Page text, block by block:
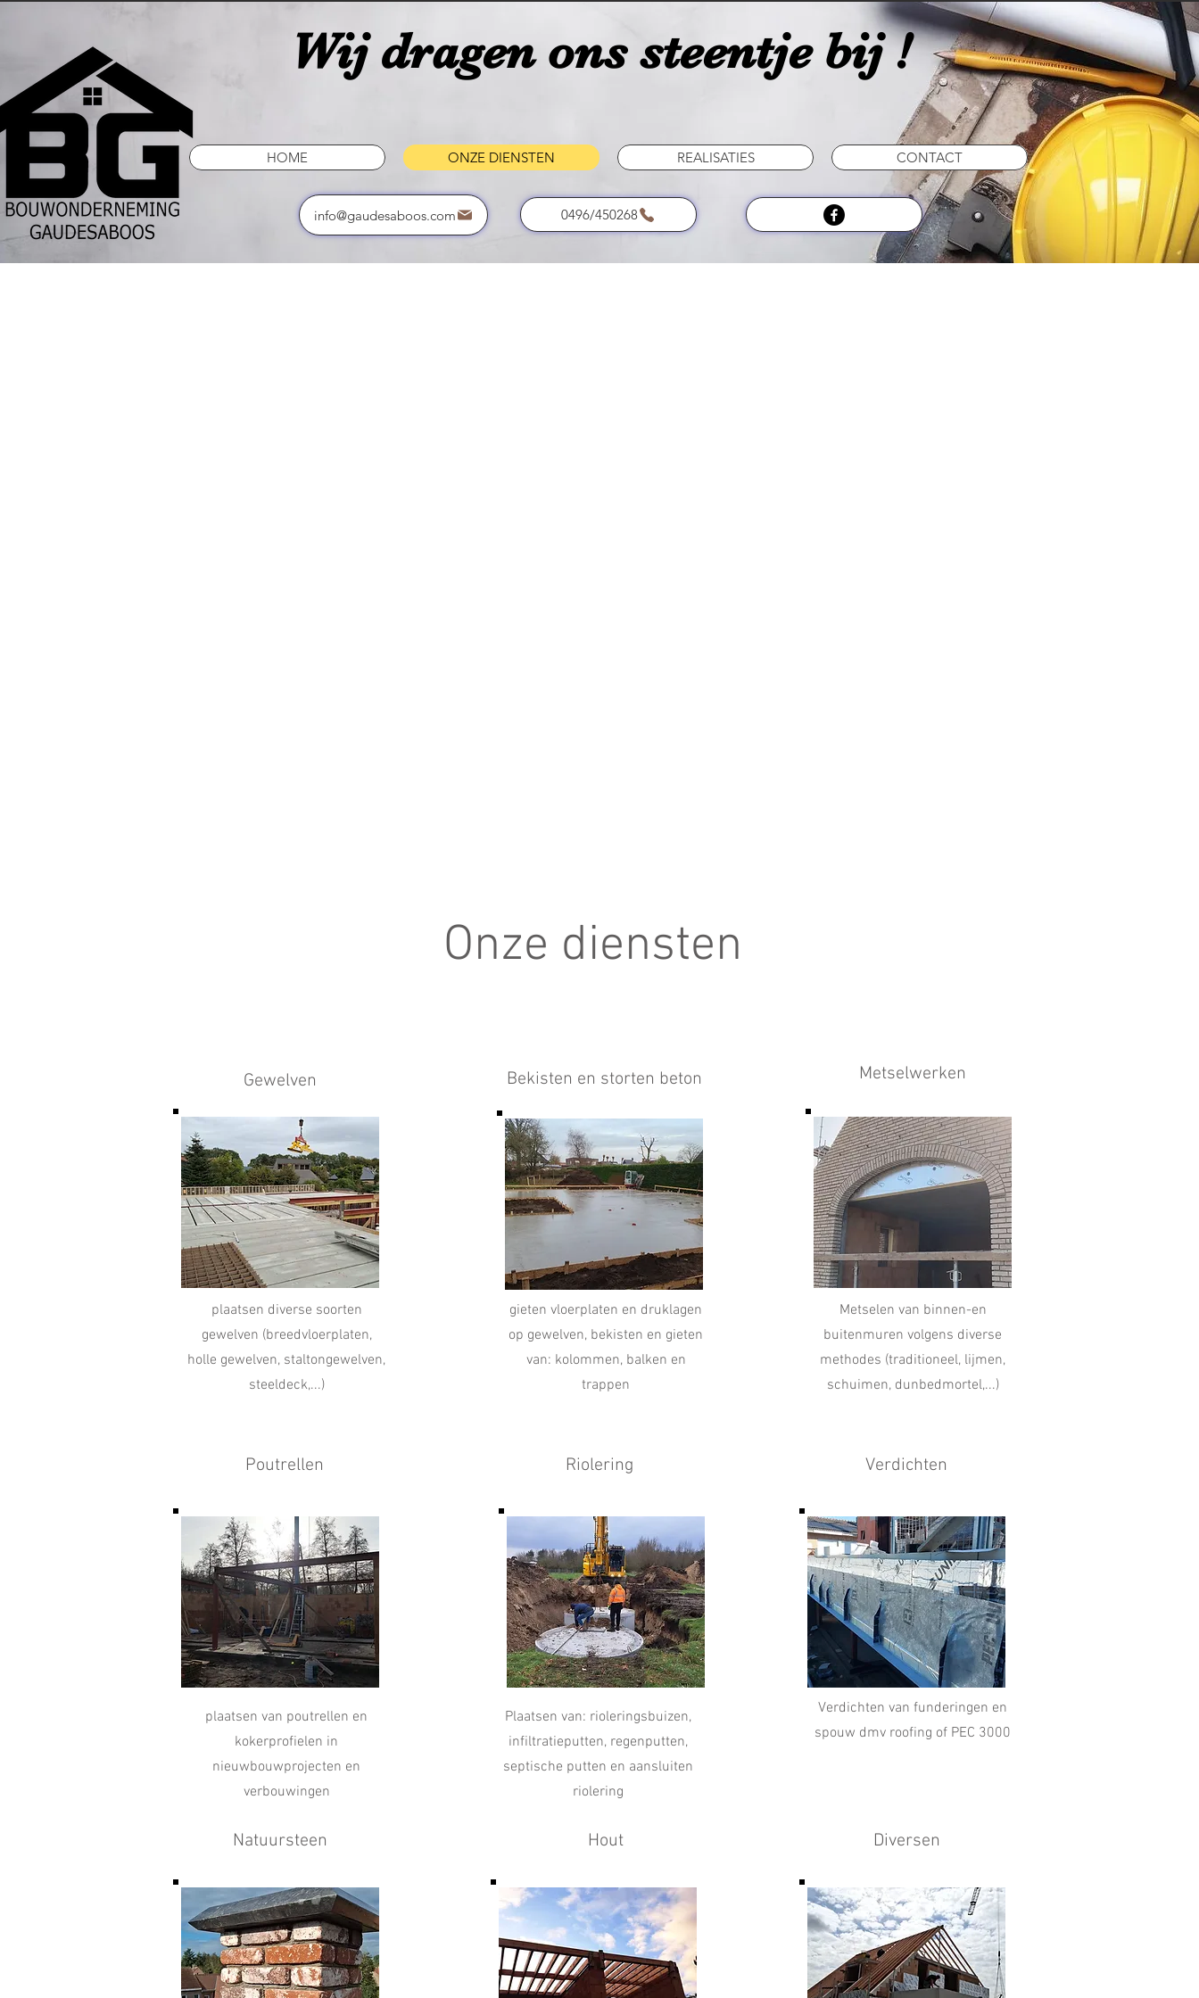
Wij dragen ons steentje bij !
info@gaudesaboos.com 0496/450268
HOME ONZE DIENSTEN REALISATIES CONTACT
Onze diensten
Gewelven
plaatsen diverse soorten
gewelven (breedvloerplaten,
holle gewelven, staltongewelven,
steeldeck,...)
Poutrellen
plaatsen van poutrellen en
kokerprofielen in
nieuwbouwprojecten en
verbouwingen
Natuursteen
Bekisten en storten beton
gieten vloerplaten en druklagen
op gewelven, bekisten en gieten
van: kolommen, balken en
trappen
Riolering
Plaatsen van: rioleringsbuizen,
infiltratieputten, regenputten,
septische putten en aansluiten
riolering
Hout
Metselwerken
Metselen van binnen-en
buitenmuren volgens diverse
methodes (traditioneel, lijmen,
schuimen, dunbedmortel,...)
Verdichten
Verdichten van funderingen en
spouw dmv roofing of PEC 3000
Diversen